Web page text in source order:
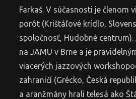
Farkaš. V súčasnosti je členom
porôt (Krištáľové krídlo,
spoločnosť, Hudobné
na JAMU v Brne a je
viacerých jazzových
zahraničí (Grécko, Česká
a aranžmány hrali telesá ako